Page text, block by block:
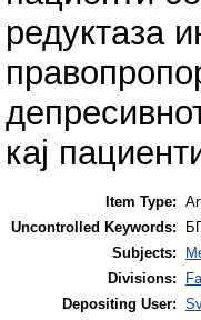
редуктаза
кај
Item Type:
Uncontrolled Keywords:
Subjects:
Divisions:
Depositing User: